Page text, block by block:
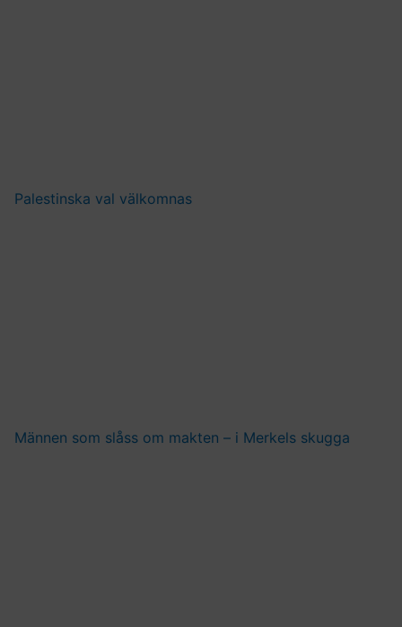
Palestinska val välkomnas
Männen som slåss om makten – i Merkels skugga